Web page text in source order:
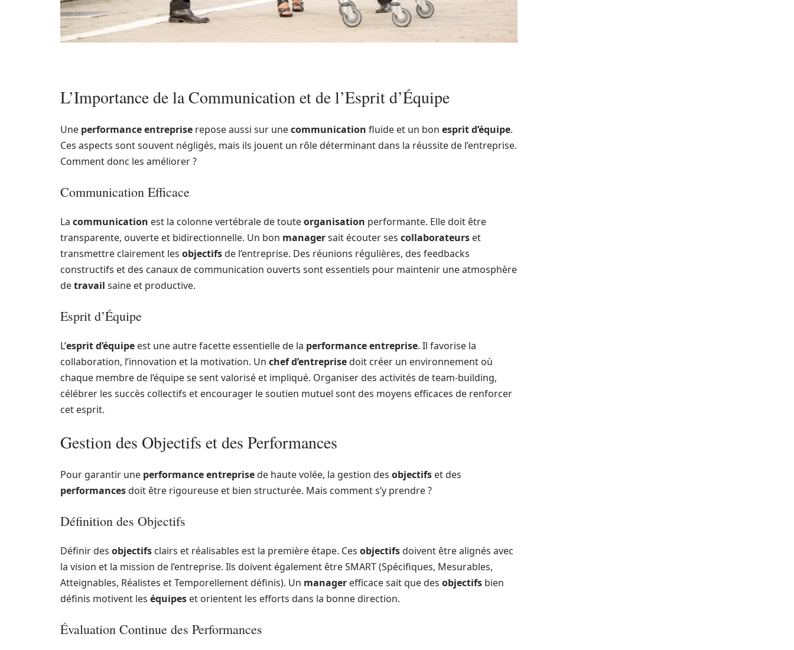
L’Importance de la Communication et de l’Esprit d’Équipe
Une performance entreprise repose aussi sur unecommunication fluide et un bon esprit d’équipe.
Ces aspects sont souvent négligés, mais ils jouent un rôle déterminant dans la réussite de l’entreprise.
Comment donc les améliorer ?
Communication Efficace
La communication est la colonne vertébrale de touteorganisation performante. Elle doit être
transparente, ouverte et bidirectionnelle. Un bon managersait écouter ses collaborateurs et
transmettre clairement les objectifsde l’entreprise. Des réunions régulières, des feedbacks
constructifs et des canaux de communication ouverts sont essentiels pour maintenir une atmosphère
detravail saine et productive.
Esprit d’Équipe
L’esprit d’équipe est une autre facette essentielle de la performance entreprise. Il favorise la
collaboration, l’innovation et la motivation. Un chef d’entreprisedoit créer un environnement où
chaque membre de l’équipe se sent valorisé et impliqué. Organiser des activités de team-building,
célébrer les succès collectifs et encourager le soutien mutuel sont des moyens efficaces de renforcer
cet esprit.
Gestion des Objectifs et des Performances
Pour garantir une performance entreprisede haute volée, la gestion des objectifs et des
performancesdoit être rigoureuse et bien structurée. Mais comment s’y prendre ?
Définition des Objectifs
Définir des objectifs clairs et réalisables est la première étape. Ces objectifsdoivent être alignés avec
la vision et la mission de l’entreprise. Ils doivent également être SMART (Spécifiques, Mesurables,
Atteignables, Réalistes et Temporellement définis). Un manager efficace sait que des objectifs bien
définis motivent les équipes et orientent les efforts dans la bonne direction.
Évaluation Continue des Performances